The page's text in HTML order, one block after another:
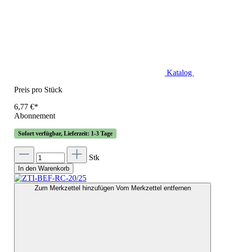
Katalog
Preis pro Stück
6,77 €*
Abonnement
Sofort verfügbar, Lieferzeit: 1-3 Tage
Stk
In den Warenkorb
Zum Merkzettel hinzufügen Vom Merkzettel entfernen